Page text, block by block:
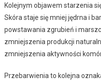
Kolejnym objawem starzenia
Skóra staje się mniej jędrna i
powstawania zgrubień i
zmniejszenia produkcji
zmniejszenia aktywności
Przebarwienia to kolejna